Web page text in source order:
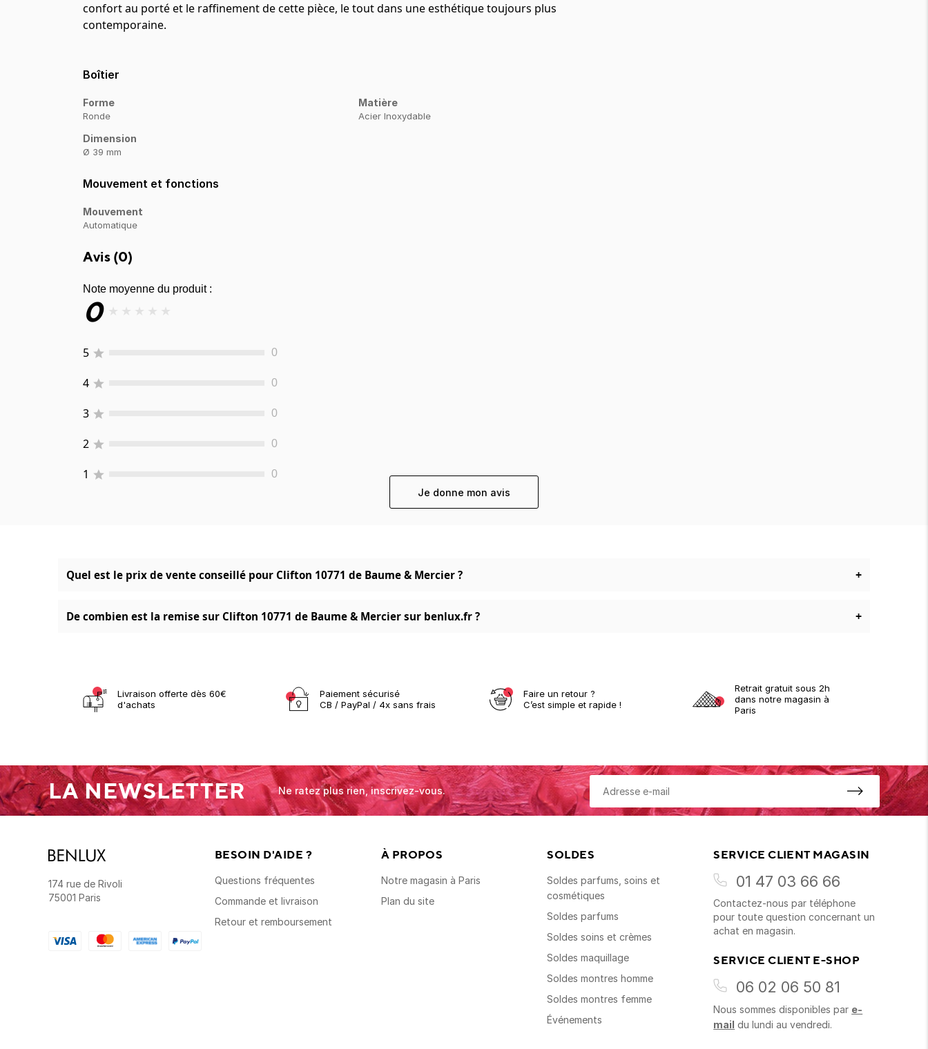
confort au porté et le raffinement de cette pièce, le tout dans une esthétique toujours plus
contemporaine.
Boîtier
Forme
Ronde
Dimension
Ø 39 mm
Matière
Acier Inoxydable
Mouvement et fonctions
Mouvement
Automatique
Avis (0)
Note moyenne du produit :
0 ★ ★ ★ ★ ★
5 0
4 0
3 0
2 0
1
0
Je donne mon avis
Quel est le prix de vente conseillé pour Clifton 10771 de Baume & Mercier ? +
De combien est la remise sur Clifton 10771 de Baume & Mercier sur benlux.fr ? +
Livraison offerte dès 60€
d'achats
Paiement sécurisé
CB / PayPal / 4x sans frais
Faire un retour ?
C’est simple et rapide !
Retrait gratuit sous 2h
dans notre magasin à
Paris
LA NEWSLETTER Ne ratez plus rien, inscrivez-vous.
174 rue de Rivoli
75001 Paris
BESOIN D'AIDE ?
Questions fréquentes
Commande et livraison
Retour et remboursement
À PROPOS
Notre magasin à Paris
Plan du site
SOLDES
Soldes parfums, soins et
cosmétiques
Soldes parfums
Soldes soins et crèmes
Soldes maquillage
Soldes montres homme
Soldes montres femme
Événements
SERVICE CLIENT MAGASIN
01 47 03 66 66
Contactez-nous par téléphone
pour toute question concernant un
achat en magasin.
SERVICE CLIENT E-SHOP
06 02 06 50 81
Nous sommes disponibles par e-
mail du lundi au vendredi.